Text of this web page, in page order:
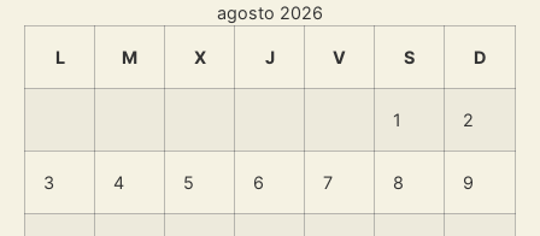
agosto 2026
L M X J V S D
1 2
3 4 5 6 7 8 9